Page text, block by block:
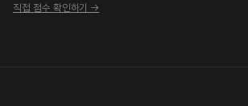
직접 점수 확인하기 →